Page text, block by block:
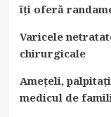
îți oferă
Varicele
chirurgicale
Amețeli,
medicul de